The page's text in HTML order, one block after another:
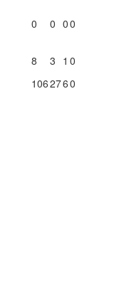
0 0 00
8 3 1 0
1062760